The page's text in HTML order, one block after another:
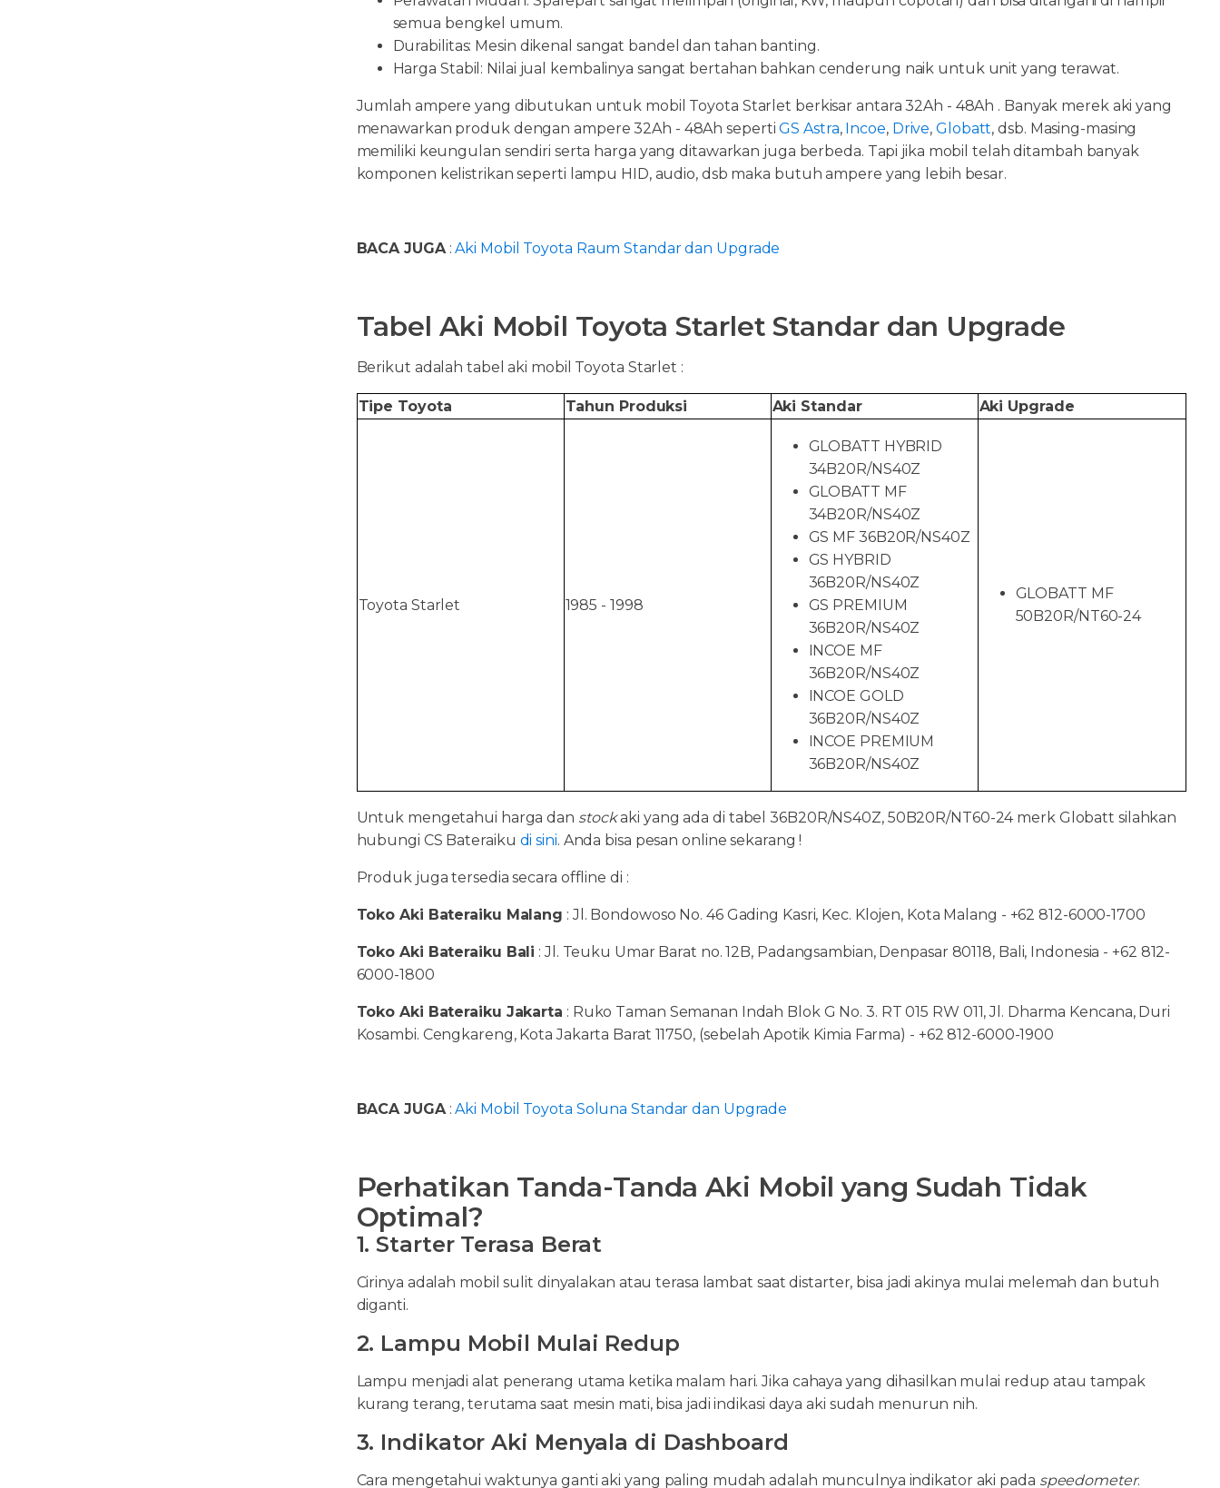
semua bengkel umum.
Durabilitas: Mesin dikenal sangat bandel dan tahan banting.
Harga Stabil: Nilai jual kembalinya sangat bertahan bahkan cenderung naik untuk unit yang terawat.
Jumlah ampere yang dibutukan untuk mobil Toyota Starlet berkisar antara 32Ah - 48Ah . Banyak merek aki yang
menawarkan produk dengan ampere 32Ah - 48Ah sepertiGS Astra, Incoe, Drive,Globatt, dsb. Masing-masing
memiliki keungulan sendiri serta harga yang ditawarkan juga berbeda. Tapi jika mobil telah ditambah banyak
komponen kelistrikan seperti lampu HID, audio, dsb maka butuh ampere yang lebih besar.
BACA JUGA:Aki Mobil Toyota Raum Standar dan Upgrade
Tabel Aki Mobil Toyota Starlet Standar dan Upgrade
Berikut adalah tabel aki mobil Toyota Starlet :
Tipe Toyota Tahun Produksi Aki Standar Aki Upgrade
Toyota Starlet 1985 - 1998
GLOBATT HYBRID
34B20R/NS40Z
GLOBATT MF
34B20R/NS40Z
GS MF 36B20R/NS40Z
GS HYBRID
36B20R/NS40Z
GS PREMIUM
36B20R/NS40Z
INCOE MF
36B20R/NS40Z
INCOE GOLD
36B20R/NS40Z
INCOE PREMIUM
36B20R/NS40Z
GLOBATT MF
50B20R/NT60-24
Untuk mengetahui harga dan stockaki yang ada di tabel 36B20R/NS40Z, 50B20R/NT60-24 merk Globatt silahkan
hubungi CS Bateraiku di sini. Anda bisa pesan online sekarang !
Produk juga tersedia secara offline di :
Toko Aki Bateraiku Malang : Jl. Bondowoso No. 46 Gading Kasri, Kec. Klojen, Kota Malang - +62 812-6000-1700
Toko Aki Bateraiku Bali : Jl. Teuku Umar Barat no. 12B, Padangsambian, Denpasar 80118, Bali, Indonesia - +62 812-
6000-1800
Toko Aki Bateraiku Jakarta : Ruko Taman Semanan Indah Blok G No. 3. RT 015 RW 011, Jl. Dharma Kencana, Duri
Kosambi. Cengkareng, Kota Jakarta Barat 11750, (sebelah Apotik Kimia Farma) - +62 812-6000-1900
BACA JUGA:Aki Mobil Toyota Soluna Standar dan Upgrade
Perhatikan Tanda-Tanda Aki Mobil yang Sudah Tidak
Optimal?
1. Starter Terasa Berat
Cirinya adalah mobil sulit dinyalakan atau terasa lambat saat distarter, bisa jadi akinya mulai melemah dan butuh
diganti.
2. Lampu Mobil Mulai Redup
Lampu menjadi alat penerang utama ketika malam hari. Jika cahaya yang dihasilkan mulai redup atau tampak
kurang terang, terutama saat mesin mati, bisa jadi indikasi daya aki sudah menurun nih.
3. Indikator Aki Menyala di Dashboard
Cara mengetahui waktunya ganti aki yang paling mudah adalah munculnya indikator aki pada speedometer.